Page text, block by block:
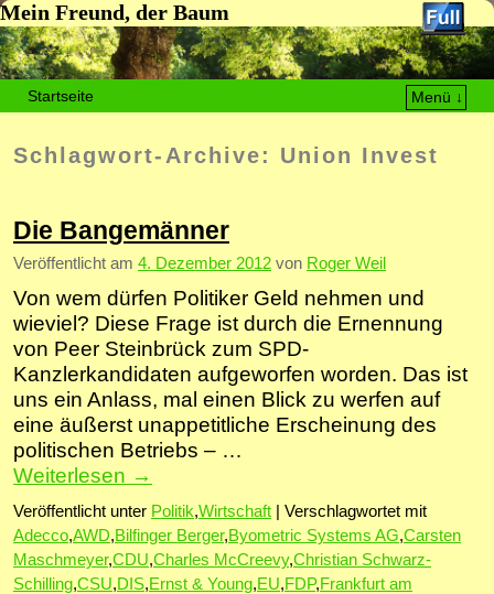
Mein Freund, der Baum
Startseite
Menü ↓
Schlagwort-Archive: Union Invest
Die Bangemänner
Veröffentlicht am 4. Dezember 2012 von Roger Weil
Von wem dürfen Politiker Geld nehmen und
wieviel? Diese Frage ist durch die Ernennung
von Peer Steinbrück zum SPD-
Kanzlerkandidaten aufgeworfen worden. Das ist
uns ein Anlass, mal einen Blick zu werfen auf
eine äußerst unappetitliche Erscheinung des
politischen Betriebs – …
Weiterlesen →
Veröffentlicht unter Politik,Wirtschaft
Verschlagwortet mit
Adecco,AWD,Bilfinger Berger,Byometric Systems AG,Carsten
Maschmeyer,CDU,Charles McCreevy,Christian Schwarz-
Schilling,CSU,DIS,Ernst & Young,EU,FDP,Frankfurt am